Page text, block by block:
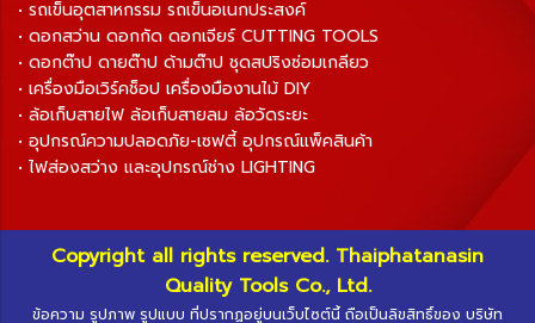
• รถเข็นอุตสาหกรรม รถเข็นอเนกประสงค์
• ดอกสว่าน ดอกกัด ดอกเจียร์ CUTTING TOOLS
• ดอกต๊าป ดายต๊าป ด้ามต๊าป ชุดสปริงซ่อมเกลียว
• เครื่องมือเวิร์คช็อป เครื่องมืองานไม้ DIY
• ล้อเก็บสายไฟ ล้อเก็บสายลม ล้อวัดระยะ
• อุปกรณ์ความปลอดภัย-เซฟตี้ อุปกรณ์แพ็คสินค้า
• ไฟส่องสว่าง และอุปกรณ์ช่าง LIGHTING
Copyright all rights reserved. Thaiphatanasin
Quality Tools Co., Ltd.
ข้อความ รูปภาพ รูปแบบ ที่ปรากฏอยู่บนเว็บไซต์นี้ ถือเป็นลิขสิทธิ์ของ บริษัท